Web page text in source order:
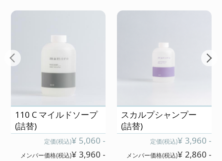
110 C マイルドソープ
(詰替)
定価(税込)¥ 5,060 -
メンバー価格(税込)¥ 3,960 -
スカルプシャンプー
(詰替)
定価(税込)¥ 3,960 -
メンバー価格(税込)¥ 2,860 -